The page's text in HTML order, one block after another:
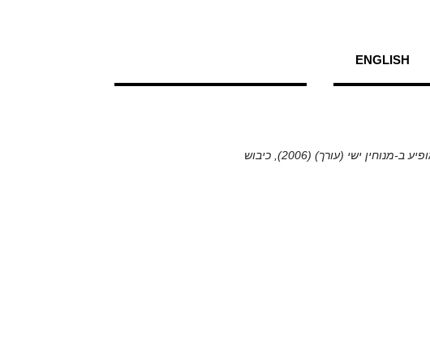
ENGLISH
דוד ריב, בואו נעשה עוד מלחמה מס’ 2 (1997), מופיע ב-מנוחין ישי (עורך) (2006), כיבוש